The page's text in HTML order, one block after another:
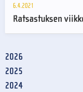
6.4.2021
Ratsastuksen
2026
2025
2024